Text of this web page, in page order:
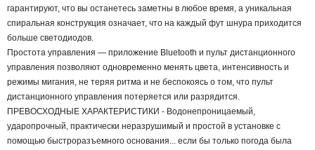
гарантируют, что вы останетесь заметны в любое время, а уникальная
спиральная конструкция означает, что на каждый фут шнура приходится
больше светодиодов.
Простота управления — приложение Bluetooth и пульт дистанционного
управления позволяют одновременно менять цвета, интенсивность и
режимы мигания, не теряя ритма и не беспокоясь о том, что пульт
дистанционного управления потеряется или разрядится.
ПРЕВОСХОДНЫЕ ХАРАКТЕРИСТИКИ - Водонепроницаемый,
ударопрочный, практически неразрушимый и простой в установке с
помощью быстроразъемного основания... если бы только погода была